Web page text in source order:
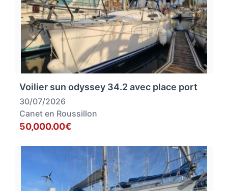
Voilier sun odyssey 34.2 avec place port
30/07/2026
Canet en Roussillon
50,000.00€